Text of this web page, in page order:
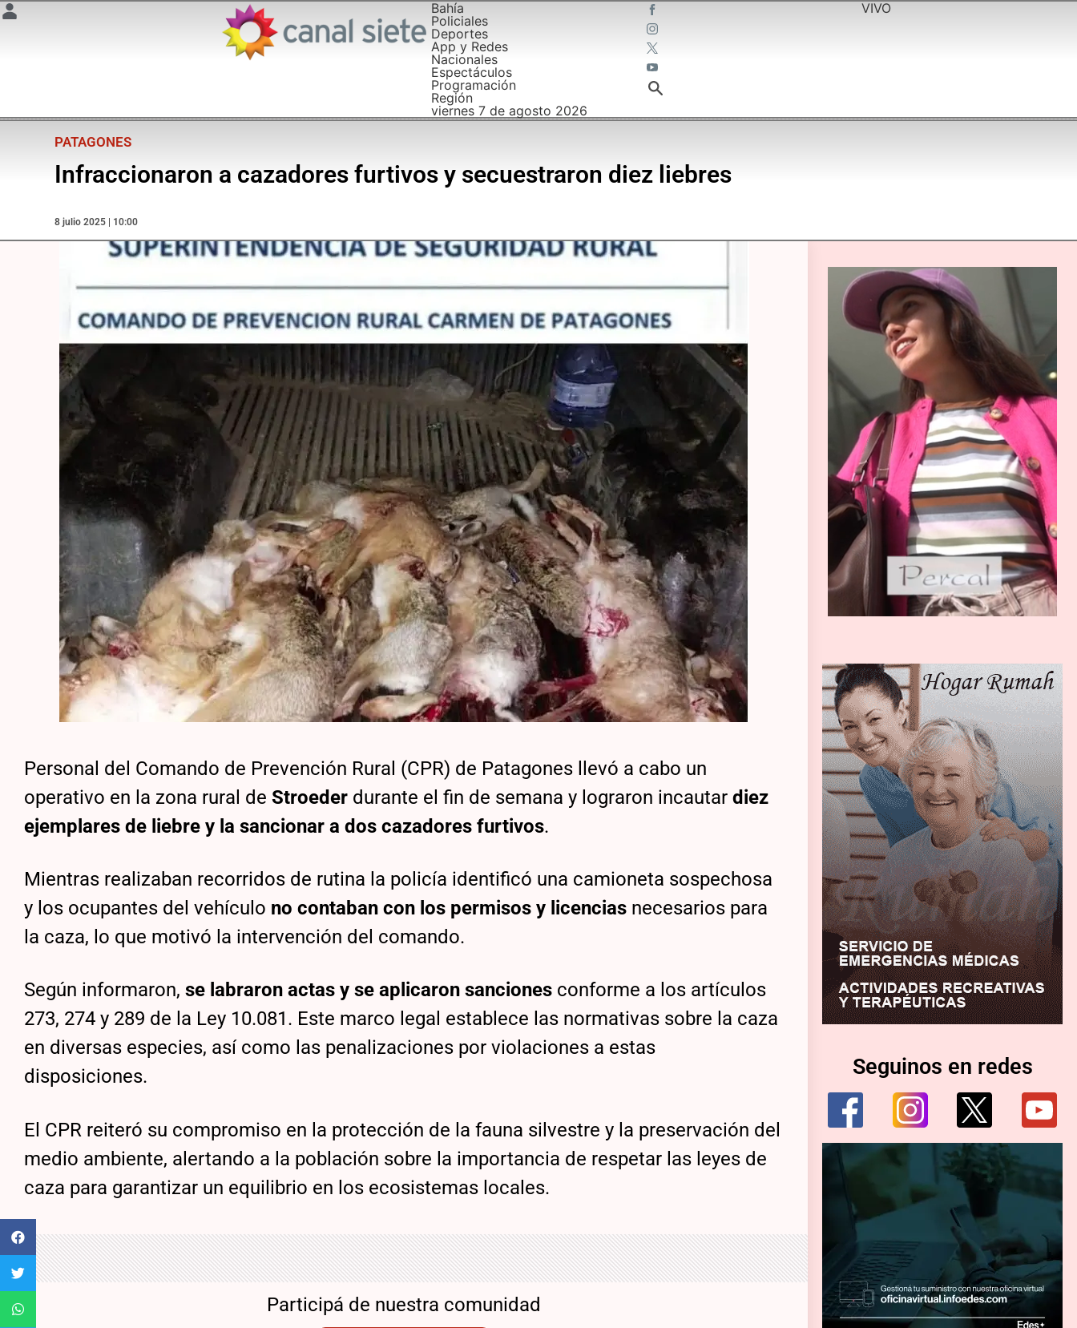
Bahía
Policiales
Deportes
App y Redes
Nacionales
Espectáculos
Programación
Región
viernes 7 de agosto 2026
VIVO
PATAGONES
Infraccionaron a cazadores furtivos y secuestraron diez liebres
8 julio 2025 | 10:00
Personal del Comando de Prevención Rural (CPR) de Patagones llevó a cabo un
operativo en la zona rural deStroeder durante el fin de semana y lograron incautardiez
ejemplares de liebre y la sancionar a dos cazadores furtivos.
Mientras realizaban recorridos de rutina la policía identificó una camioneta sospechosa
y los ocupantes del vehículo no contaban con los permisos y licencias necesarios para
la caza, lo que motivó la intervención del comando.
Según informaron,se labraron actas y se aplicaron sanciones conforme a los artículos
273, 274 y 289 de la Ley 10.081. Este marco legal establece las normativas sobre la caza
en diversas especies, así como las penalizaciones por violaciones a estas
disposiciones.
El CPR reiteró su compromiso en la protección de la fauna silvestre y la preservación del
medio ambiente, alertando a la población sobre la importancia de respetar las leyes de
caza para garantizar un equilibrio en los ecosistemas locales.
Participá de nuestra comunidad
Seguinos en redes